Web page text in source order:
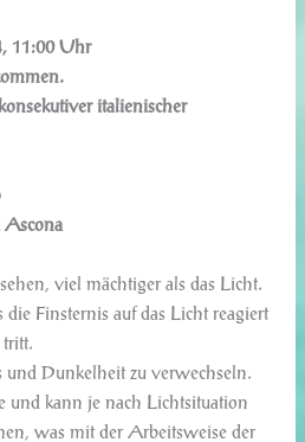
11:00 Uhr
italienischer
Ascona
viel mächtiger als das Licht.
die Finsternis auf das Licht reagiert
tritt.
Dunkelheit zu verwechseln.
und kann je nach Lichtsituation
was mit der Arbeitsweise der